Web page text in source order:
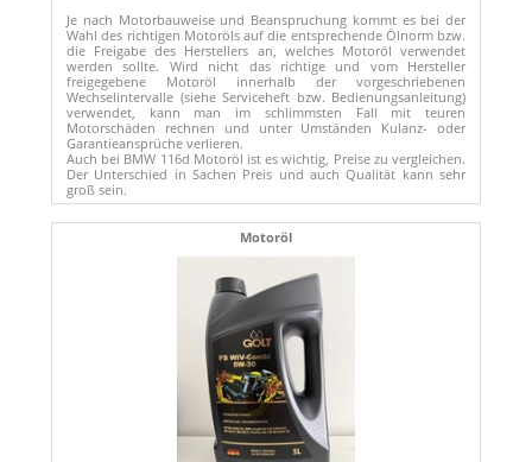
Je nach Motorbauweise und Beanspruchung kommt es bei der
Wahl des richtigen Motoröls auf die entsprechende Ölnorm bzw.
die Freigabe des Herstellers an, welches Motoröl verwendet
werden sollte. Wird nicht das richtige und vom Hersteller
freigegebene Motoröl innerhalb der vorgeschriebenen
Wechselintervalle (siehe Serviceheft bzw. Bedienungsanleitung)
verwendet, kann man im schlimmsten Fall mit teuren
Motorschäden rechnen und unter Umständen Kulanz- oder
Garantieansprüche verlieren.
Auch bei BMW 116d Motoröl ist es wichtig, Preise zu vergleichen.
Der Unterschied in Sachen Preis und auch Qualität kann sehr
groß sein.
Motoröl